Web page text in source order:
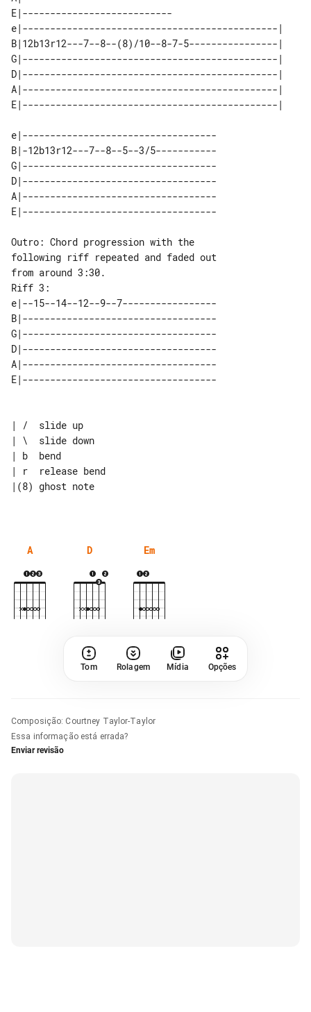
E|---------------------------
e|----------------------------------------------|
B|12b13r12---7--8--(8)/10--8-7-5----------------|
G|----------------------------------------------|
D|----------------------------------------------|
A|----------------------------------------------|
e|-----------------------------------
B|-12b13r12---7--8--5--3/5-----------
G|-----------------------------------
D|-----------------------------------
A|-----------------------------------
Outro: Chord progression with the
following riff repeated and faded out
Riff 3:
e|--15--14--12--9--7-----------------
B|-----------------------------------
G|-----------------------------------
D|-----------------------------------
A|-----------------------------------
| /  slide up
| \  slide down
| b  bend
A D Em
Tom Rolagem Mídia Opções
Composição: Courtney Taylor-Taylor
Essa informação está errada?
Enviar revisão